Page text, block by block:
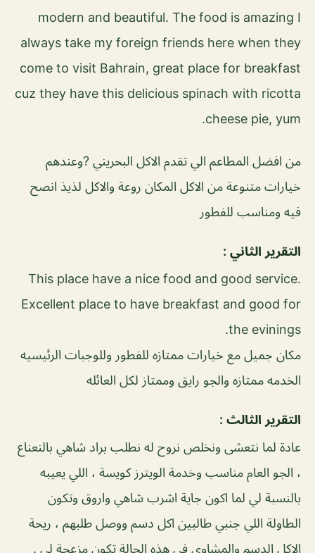
modern and beautiful. The food is amazing I
always take my foreign friends here when they
come to visit Bahrain, great place for breakfast
cuz they have this delicious spinach with ricotta
cheese pie, yum.
من افضل المطاعم الي تقدم الاكل البحريني ?وعندهم
خيارات متنوعة من الاكل المكان روعة والاكل لذيذ انصح
فيه ومناسب للفطور
التقرير الثاني :
This place have a nice food and good service.
Excellent place to have breakfast and good for
the evinings.
مكان جميل مع خيارات ممتازه للفطور وللوجبات الرئيسيه
الخدمه ممتازه والجو رايق وممتاز لكل العائله
التقرير الثالث :
عادة لما نتعشى ونخلص نروح له نطلب براد شاهي بالنعناع
، الجو العام مناسب وخدمة الويترز كويسة ، اللي يعيبه
بالنسبة لي لما اكون جاية اشرب شاهي واروق وتكون
الطاولة اللي جنبي طالبين اكل دسم ووصل طلبهم ، ريحة
الاكل الدسم والمشاوي في هذه الحالة تكون مزعجة لي .